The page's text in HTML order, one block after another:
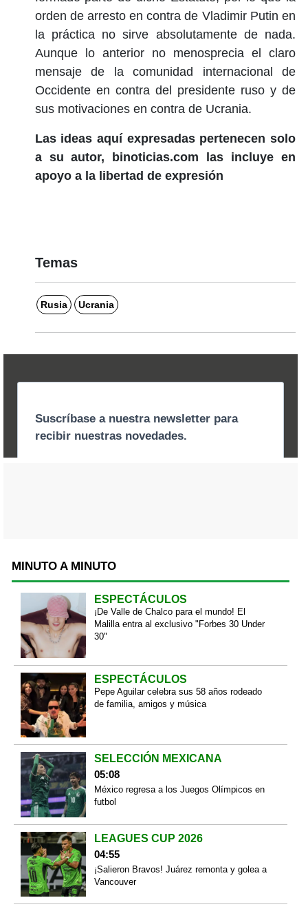
orden de arresto en contra de Vladimir Putin en
la práctica no sirve absolutamente de nada.
Aunque lo anterior no menosprecia el claro
mensaje de la comunidad internacional de
Occidente en contra del presidente ruso y de
sus motivaciones en contra de Ucrania.
Las ideas aquí expresadas pertenecen solo
a su autor, binoticias.com las incluye en
apoyo a la libertad de expresión
Temas
Rusia Ucrania
MINUTO A MINUTO
ESPECTÁCULOS
¡De Valle de Chalco para el mundo! El
Malilla entra al exclusivo "Forbes 30 Under
30"
ESPECTÁCULOS
Pepe Aguilar celebra sus 58 años rodeado
de familia, amigos y música
SELECCIÓN MEXICANA
05:08
México regresa a los Juegos Olímpicos en
futbol
LEAGUES CUP 2026
04:55
¡Salieron Bravos! Juárez remonta y golea a
Vancouver